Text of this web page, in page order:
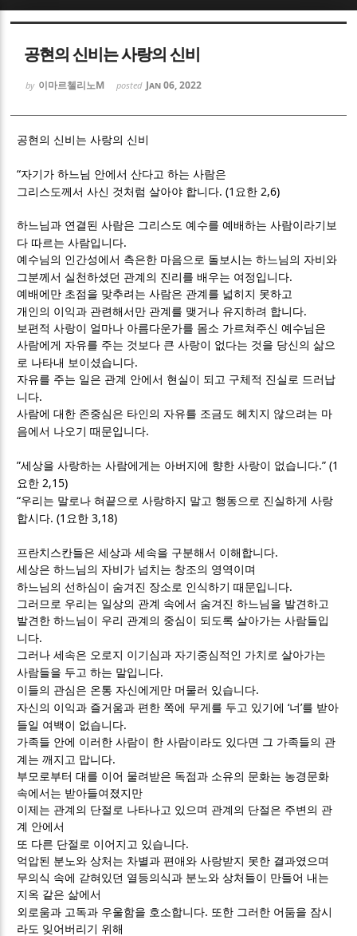
공현의 신비는 사랑의 신비
by 이마르첼리노M posted Jan 06, 2022
공현의 신비는 사랑의 신비
“자기가 하느님 안에서 산다고 하는 사람은
그리스도께서 사신 것처럼 살아야 합니다. (1 요한 2,6)
하느님과 연결된 사람은 그리스도 예수를 예배하는 사람이라기보
다 따르는 사람입니다.
예수님의 인간성에서 측은한 마음으로 돌보시는 하느님의 자비와
그분께서 실천하셨던 관계의 진리를 배우는 여정입니다.
예배에만 초점을 맞추려는 사람은 관계를 넓히지 못하고
개인의 이익과 관련해서만 관계를 맺거나 유지하려 합니다.
보편적 사랑이 얼마나 아름다운가를 몸소 가르쳐주신 예수님은
사람에게 자유를 주는 것보다 큰 사랑이 없다는 것을 당신의 삶으
로 나타내 보이셨습니다.
자유를 주는 일은 관계 안에서 현실이 되고 구체적 진실로 드러납
니다.
사람에 대한 존중심은 타인의 자유를 조금도 헤치지 않으려는 마
음에서 나오기 때문입니다.
”세상을 사랑하는 사람에게는 아버지에 향한 사랑이 없습니다.” (1
요한 2,15)
“우리는 말로나 혀끝으로 사랑하지 말고 행동으로 진실하게 사랑
합시다. (1 요한3,18)
프란치스칸들은 세상과 세속을 구분해서 이해합니다.
세상은 하느님의 자비가 넘치는 창조의 영역이며
하느님의 선하심이 숨겨진 장소로 인식하기 때문입니다.
그러므로 우리는 일상의 관계 속에서 숨겨진 하느님을 발견하고
발견한 하느님이 우리 관계의 중심이 되도록 살아가는 사람들입
니다.
그러나 세속은 오로지 이기심과 자기중심적인 가치로 살아가는
사람들을 두고 하는 말입니다.
이들의 관심은 온통 자신에게만 머물러 있습니다.
자신의 이익과 즐거움과 편한 쪽에 무게를 두고 있기에‘너’를 받아
들일 여백이 없습니다.
가족들 안에 이러한 사람이 한 사람이라도 있다면 그 가족들의 관
계는 깨지고 맙니다.
부모로부터 대를 이어 물려받은 독점과 소유의 문화는 농경문화
속에서는 받아들여졌지만
이제는 관계의 단절로 나타나고 있으며 관계의 단절은 주변의 관
계 안에서
또 다른 단절로 이어지고 있습니다.
억압된 분노와 상처는 차별과 편애와 사랑받지 못한 결과였으며
무의식 속에 갇혀있던 열등의식과 분노와 상처들이 만들어 내는
지옥 같은 삶에서
외로움과 고독과 우울함을 호소합니다. 또한 그러한 어둠을 잠시
라도 잊어버리기 위해
Sketchbook5, 스케치북5
Sketchbook5, 스케치북5
Sketchbook5, 스케치북5
Sketchbook5, 스케치북5